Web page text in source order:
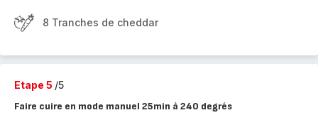
8 Tranches de cheddar
Etape 5 /5
Faire cuire en mode manuel 25min à 240 degrés